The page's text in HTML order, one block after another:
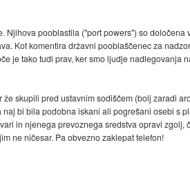
Njihova pooblastila ("port powers") so določena
Kot komentira državni pooblaščenec za
je tako tudi prav, ker smo ljudje
skupili pred ustavnim sodiščem (bolj zaradi
bi bila podobna iskani ali pogrešani osebi s
in njenega prevoznega sredstva opravi
ne ničesar. Pa obvezno zaklepat telefon!